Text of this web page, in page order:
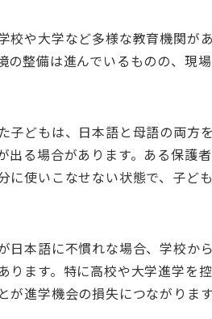
校や大学など多様な教育機関が
の整備は進んでいるものの、現
子どもは、日本語と母語の両方
出る場合があります。ある保護
に使いこなせない状態で、子ど
日本語に不慣れな場合、学校か
ります。特に高校や大学進学を
が進学機会の損失につながります